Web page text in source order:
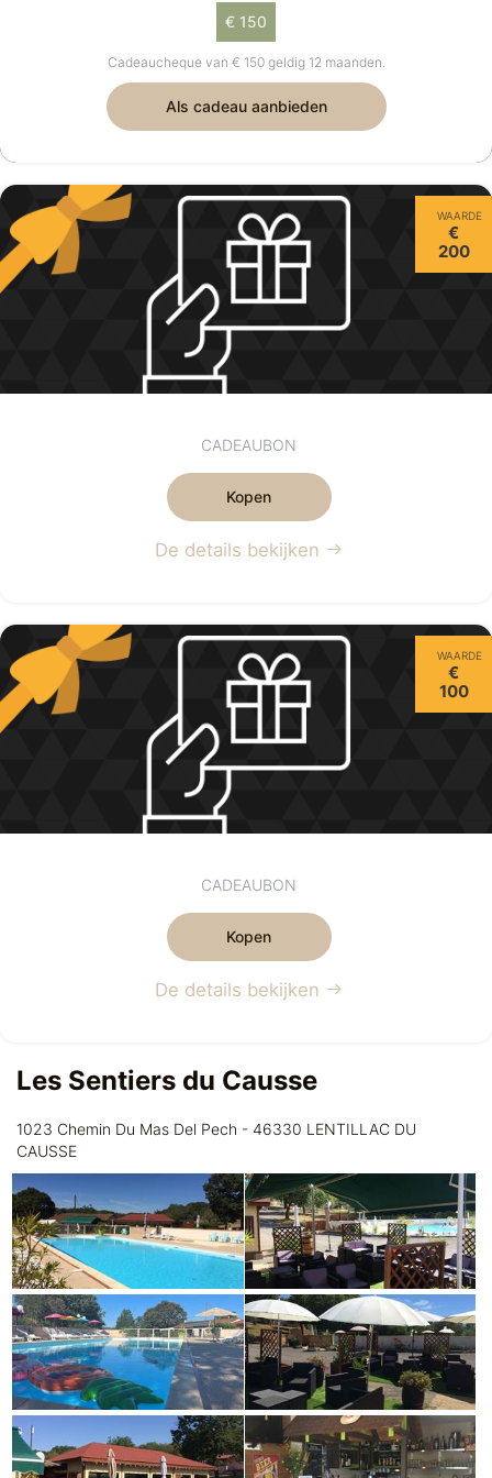
€ 150
Cadeaucheque van € 150 geldig 12 maanden.
Als cadeau aanbieden
WAARDE
€
200
CADEAUBON
Kopen
De details bekijken
WAARDE
€
100
CADEAUBON
Kopen
De details bekijken
Les Sentiers du Causse
1023 Chemin Du Mas Del Pech - 46330 LENTILLAC DU
CAUSSE